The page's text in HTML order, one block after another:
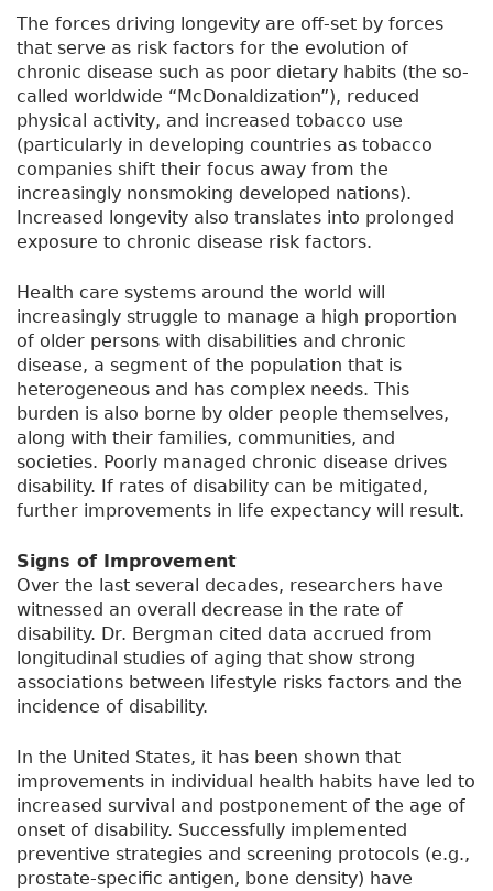
The forces driving longevity are off-set by forces
that serve as risk factors for the evolution of
chronic disease such as poor dietary habits (the so-
called worldwide “McDonaldization”), reduced
physical activity, and increased tobacco use
(particularly in developing countries as tobacco
companies shift their focus away from the
increasingly nonsmoking developed nations).
Increased longevity also translates into prolonged
exposure to chronic disease risk factors.
Health care systems around the world will
increasingly struggle to manage a high proportion
of older persons with disabilities and chronic
disease, a segment of the population that is
heterogeneous and has complex needs. This
burden is also borne by older people themselves,
along with their families, communities, and
societies. Poorly managed chronic disease drives
disability. If rates of disability can be mitigated,
further improvements in life expectancy will result.
Signs of Improvement
Over the last several decades, researchers have
witnessed an overall decrease in the rate of
disability. Dr. Bergman cited data accrued from
longitudinal studies of aging that show strong
associations between lifestyle risks factors and the
incidence of disability.
In the United States, it has been shown that
improvements in individual health habits have led to
increased survival and postponement of the age of
onset of disability. Successfully implemented
preventive strategies and screening protocols (e.g.,
prostate-specific antigen, bone density) have